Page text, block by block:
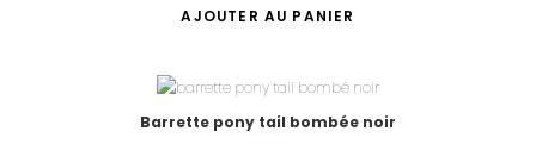
AJOUTER AU PANIER
Barrette pony tail bombée noir